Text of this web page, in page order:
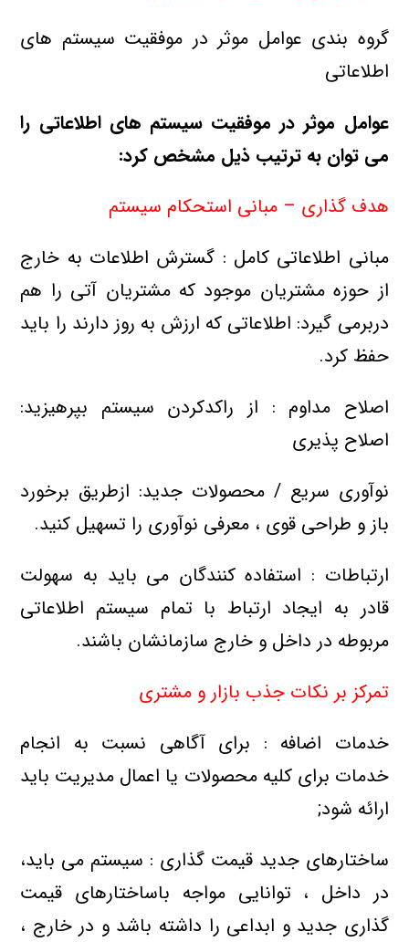
گروه بندی عوامل موثر در موفقیت سیستم های
اطلاعاتی
عوامل موثر در موفقیت سیستم های اطلاعاتی را
می توان به ترتیب ذیل مشخص کرد:
هدف گذاری – مبانی استحکام سیستم
مبانی اطلاعاتی کامل : گسترش اطلاعات به خارج
از حوزه مشتریان موجود که مشتریان آتی را هم
دربرمی گیرد: اطلاعاتی که ارزش به روز دارند را باید
حفظ کرد.
اصلاح مداوم : از راکدکردن سیستم بپرهیزید:
اصلاح پذیری
نوآوری سریع / محصولات جدید: ازطریق برخورد
باز و طراحی قوی ، معرفی نوآوری را تسهیل کنید.
ارتباطات : استفاده کنندگان می باید به سهولت
قادر به ایجاد ارتباط با تمام سیستم اطلاعاتی
مربوطه در داخل و خارج سازمانشان باشند.
تمرکز بر نکات جذب بازار و مشتری
خدمات اضافه : برای آگاهی نسبت به انجام
خدمات برای کلیه محصولات یا اعمال مدیریت باید
ارائه شود;
ساختارهای جدید قیمت گذاری : سیستم می باید،
در داخل ، توانایی مواجه باساختارهای قیمت
گذاری جدید و ابداعی را داشته باشد و در خارج ،